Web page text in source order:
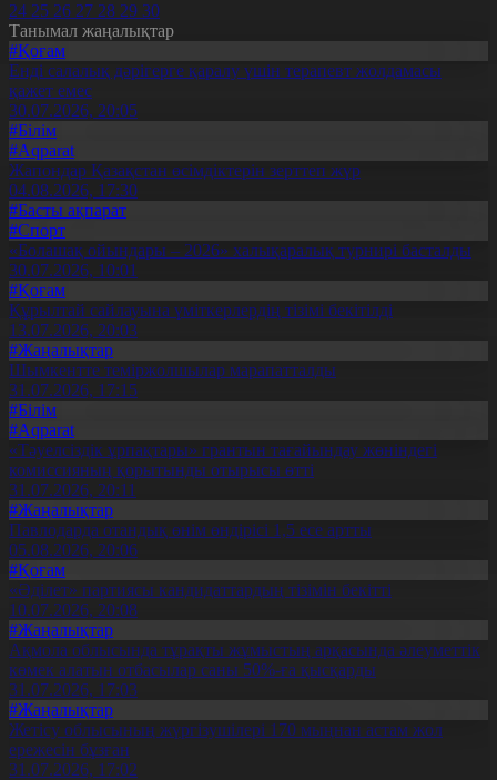
24 25 26 27 28 29 30
Танымал жаңалықтар
#Қоғам
Енді салалық дәрігерге қаралу үшін терапевт жолдамасы
қажет емес
30.07.2026, 20:05
#Білім
#Aqparat
Жапондар Қазақстан өсімдіктерін зерттеп жүр
04.08.2026, 17:30
#Басты ақпарат
#Спорт
«Болашақ ойындары – 2026» халықаралық турнирі басталды
30.07.2026, 10:01
#Қоғам
Құрылтай сайлауына үміткерлердің тізімі бекітілді
13.07.2026, 20:03
#Жаңалықтар
Шымкентте теміржолшылар марапатталды
31.07.2026, 17:15
#Білім
#Aqparat
«Тәуелсіздік ұрпақтары» грантын тағайындау жөніндегі
комиссияның қорытынды отырысы өтті
31.07.2026, 20:11
#Жаңалықтар
Павлодарда отандық өнім өндірісі 1,5 есе артты
05.08.2026, 20:06
#Қоғам
«Әділет» партиясы кандидаттардың тізімін бекітті
10.07.2026, 20:08
#Жаңалықтар
Ақмола облысында тұрақты жұмыстың арқасында әлеуметтік
көмек алатын отбасылар саны 50%-ға қысқарды
31.07.2026, 17:03
#Жаңалықтар
Жетісу облысының жүргізушілері 170 мыңнан астам жол
ережесін бұзған
31.07.2026, 17:02